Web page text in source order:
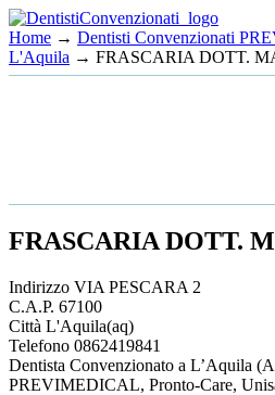
Home → Dentisti Convenzionati
L'Aquila → FRASCARIA DOTT.
FRASCARIA DOTT.
Indirizzo VIA PESCARA 2
C.A.P. 67100
Città L'Aquila(aq)
Telefono 0862419841
Dentista Convenzionato a L’Aquila
PREVIMEDICAL, Pronto-Care,